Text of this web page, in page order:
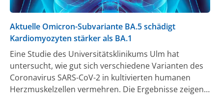
Aktuelle Omicron-Subvariante BA.5 schädigt
Kardiomyozyten stärker als BA.1
Eine Studie des Universitätsklinikums Ulm hat
untersucht, wie gut sich verschiedene Varianten des
Coronavirus SARS-CoV-2 in kultivierten humanen
Herzmuskelzellen vermehren. Die Ergebnisse zeigen,